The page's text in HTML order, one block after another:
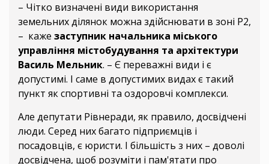
– Чітко визначені види використання
земельних ділянок можна здійснювати в зоні Р2,
– каже заступник начальника міського
управління містобудування та архітектури
Василь Мельник. – Є переважні види і є
допустимі. І саме в допустимих видах є такий
пункт як спортивні та оздоровчі комплекси.
Але депутати Рівнеради, як правило, досвідчені
люди. Серед них багато підприємців і
посадовців, є юристи. І більшість з них – доволі
досвідчена, щоб розуміти і пам'ятати про